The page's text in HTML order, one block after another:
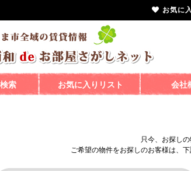
索 お気に入りリスト 会社
只今、お探しの
ご希望の物件をお探しのお客様は、
お気に